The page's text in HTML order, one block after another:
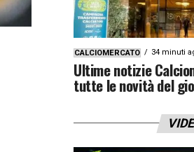
CALCIOMERCATO 34 minuti
Ultime notizie
tutte le novità del